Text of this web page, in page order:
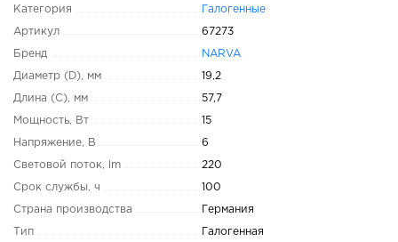
Категория Галогенные
Артикул 67273
Бренд NARVA
Диаметр (D), мм 19,2
Длина (C), мм 57,7
Мощность, Вт 15
Напряжение, В 6
Световой поток, lm 220
Срок службы, ч 100
Страна производства Германия
Тип Галогенная